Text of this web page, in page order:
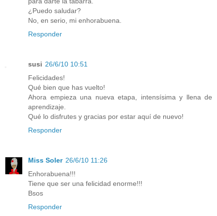
¿Puedo saludar?
No, en serio, mi enhorabuena.
Responder
susi 26/6/10 10:51
Felicidades!
Qué bien que has vuelto!
Ahora empieza una nueva etapa, intensísima y llena de
aprendizaje.
Qué lo disfrutes y gracias por estar aquí de nuevo!
Responder
Miss Soler 26/6/10 11:26
Enhorabuena!!!
Tiene que ser una felicidad enorme!!!
Bsos
Responder